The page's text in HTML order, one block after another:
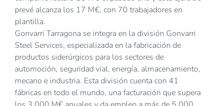
prevé alcanza los 17 M€, con 70 trabajadores en
plantilla.
Gonvarri Tarragona se integra en la división Gonvarri
Steel Services, especializada en la fabricación de
productos siderúrgicos para los sectores de
automoción, seguridad vial, energía, almacenamiento,
mecano e industria. Esta división cuenta con 41
fábricas en todo el mundo, una facturación que supera